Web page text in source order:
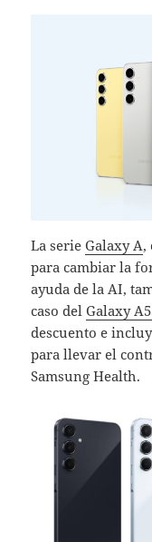
La serieGalaxy A,
para cambiar la
ayuda de la AI,
caso delGalaxy
descuento e
para llevar el
Samsung Health.